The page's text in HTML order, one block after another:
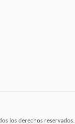
los derechos reservados.